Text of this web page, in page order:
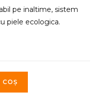
pe inaltime, sistem
piele ecologica.